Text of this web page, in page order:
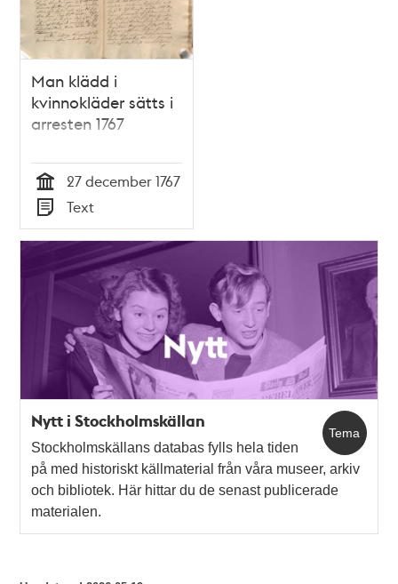
Man klädd i
kvinnokläder sätts i
arresten 1767
Tid
27 december 1767
Typ
Text
Tema
Nytt i Stockholmskällan
Stockholmskällans databas fylls hela tiden
på med historiskt källmaterial från våra museer, arkiv
och bibliotek. Här hittar du de senast publicerade
materialen.